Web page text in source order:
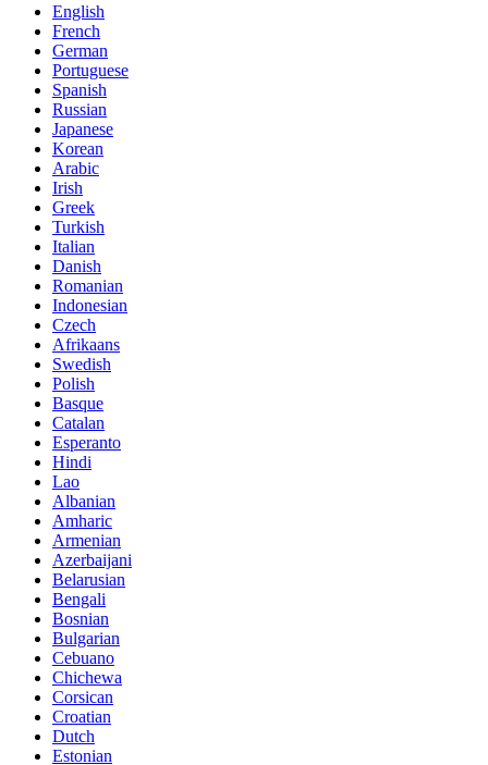
English
French
German
Portuguese
Spanish
Russian
Japanese
Korean
Arabic
Irish
Greek
Turkish
Italian
Danish
Romanian
Indonesian
Czech
Afrikaans
Swedish
Polish
Basque
Catalan
Esperanto
Hindi
Lao
Albanian
Amharic
Armenian
Azerbaijani
Belarusian
Bengali
Bosnian
Bulgarian
Cebuano
Chichewa
Corsican
Croatian
Dutch
Estonian